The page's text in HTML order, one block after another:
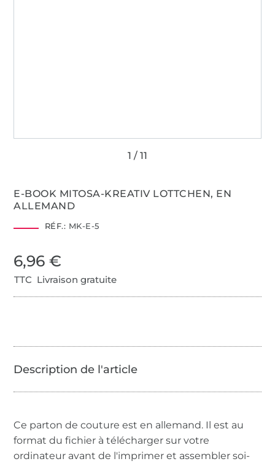
E-BOOK MITOSA-KREATIV LOTTCHEN, EN
ALLEMAND
RÉF.: MK-E-5
6,96 €
TTC Livraison gratuite
Ce parton de couture est en allemand. Il est au
format du fichier à télécharger sur votre
ordinateur avant de l'imprimer et assembler soi-